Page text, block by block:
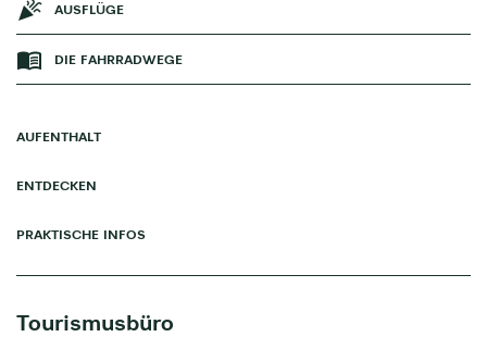
AUSFLÜGE
DIE FAHRRADWEGE
AUFENTHALT
ENTDECKEN
PRAKTISCHE INFOS
Tourismusbüro